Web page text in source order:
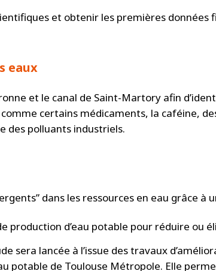
et obtenir les premières données
eaux
et le canal de Saint-Martory afin
certains médicaments, la caféine,
des polluants industriels.
dans les ressources en eau grâce à
production d’eau potable pour réduire ou
sera lancée à l’issue des travaux
potable de Toulouse Métropole. Elle